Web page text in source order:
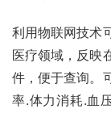
利用物联网技术
医疗领域，反映
件，便于查询。
率.体力消耗.血